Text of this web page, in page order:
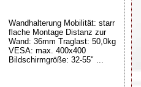
Wandhalterung Mobilität: starr
flache Montage Distanz zur
Wand: 36mm Traglast: 50,0kg
VESA: max. 400x400
Bildschirmgröße: 32-55" ...